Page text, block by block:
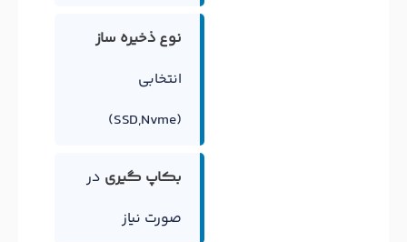
نوع ذخیره ساز
انتخابی
(SSD,Nvme)
بکاپ گیری در
صورت نیاز